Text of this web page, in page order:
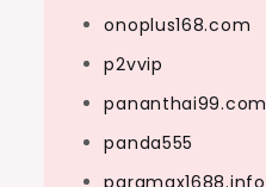
onoplus168.com
p2vvip
pananthai99.com
panda555